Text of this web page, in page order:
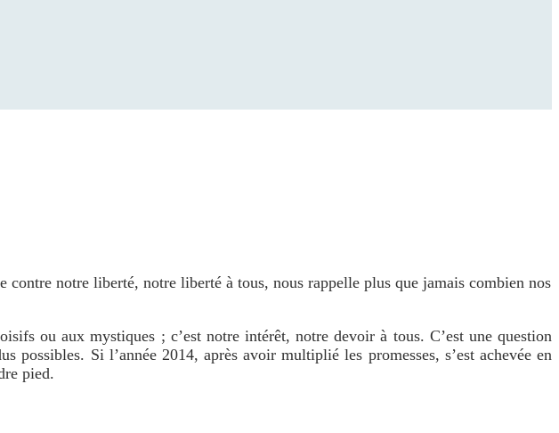
contre notre liberté, notre liberté à tous, nous rappelle plus que jamais combien nos
ou aux mystiques ; c’est notre intérêt, notre devoir à tous. C’est une question
possibles. Si l’année 2014, après avoir multiplié les promesses, s’est achevée en
pied.